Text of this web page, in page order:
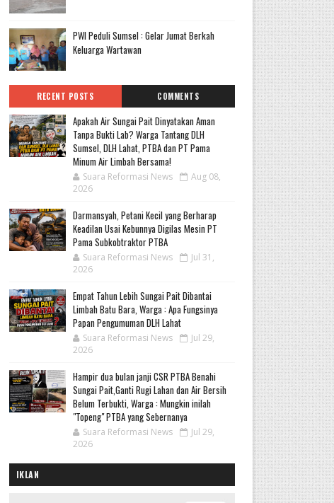
PWI Peduli Sumsel : Gelar Jumat Berkah
Keluarga Wartawan
RECENT POSTS COMMENTS
Apakah Air Sungai Pait Dinyatakan Aman
Tanpa Bukti Lab? Warga Tantang DLH
Sumsel, DLH Lahat, PTBA dan PT Pama
Minum Air Limbah Bersama!
Suara Reformasi News
Aug 08,
2026
Darmansyah, Petani Kecil yang Berharap
Keadilan Usai Kebunnya Digilas Mesin PT
Pama Subkobtraktor PTBA
Suara Reformasi News
Jul 31,
2026
Empat Tahun Lebih Sungai Pait Dibantai
Limbah Batu Bara, Warga : Apa Fungsinya
Papan Pengumuman DLH Lahat
Suara Reformasi News
Jul 29,
2026
Hampir dua bulan janji CSR PTBA Benahi
Sungai Pait,Ganti Rugi Lahan dan Air Bersih
Belum Terbukti, Warga : Mungkin inilah
"Topeng" PTBA yang Sebernanya
Suara Reformasi News
Jul 29,
2026
IKLAN